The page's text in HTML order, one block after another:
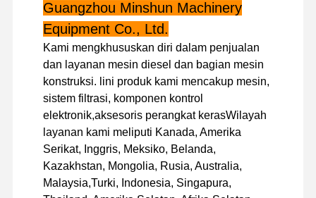
Rumah Produk
Pertunjukan
VR
Kami
Guangzhou Minshun Machinery
Equipment Co., Ltd.
Kami mengkhususkan diri dalam penjualan
dan layanan mesin diesel dan bagian mesin
konstruksi. lini produk kami mencakup mesin,
sistem filtrasi, komponen kontrol
elektronik,aksesoris perangkat kerasWilayah
layanan kami meliputi Kanada, Amerika
Serikat, Inggris, Meksiko, Belanda,
Kazakhstan, Mongolia, Rusia, Australia,
Malaysia,Turki, Indonesia, Singapura,